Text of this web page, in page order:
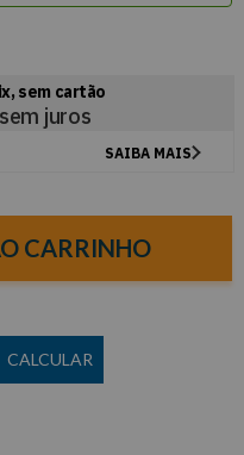
CARRINHO